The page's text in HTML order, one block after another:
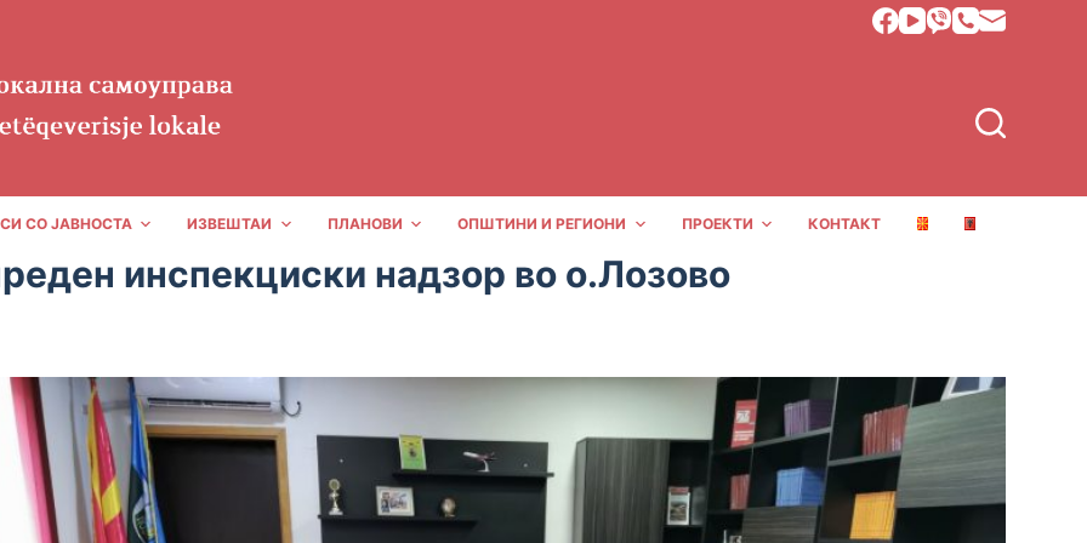
СО ЈАВНОСТА ИЗВЕШТАИ ПЛАНОВИ ОПШТИНИ И РЕГИОНИ ПРОЕКТИ КОНТАКТ
инспекциски надзор во о.Лозово